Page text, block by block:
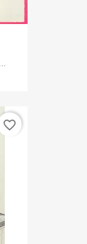
favorite_border